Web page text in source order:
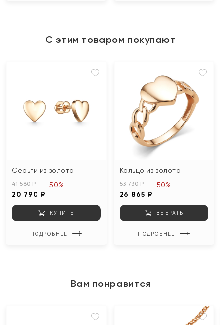
С этим товаром покупают
Серьги из золота
41 580 ₽
20 790 ₽
-50%
КУПИТЬ
ПОДРОБНЕЕ
Кольцо из золота
53 730 ₽
26 865 ₽
-50%
ВЫБРАТЬ
ПОДРОБНЕЕ
Вам понравится